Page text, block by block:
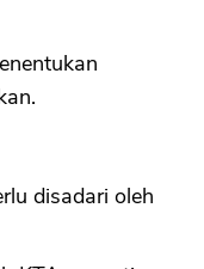
disadari oleh